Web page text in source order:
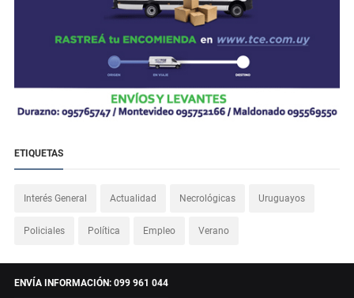
ETIQUETAS
Interés General Actualidad Necrológicas Uruguayos
Policiales Política Empleo Verano
ENVÍA INFORMACIÓN: 099 961 044